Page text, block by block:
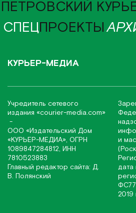
ПЕТРОВСКИЙ
СПЕЦПРОЕКТЫ
КУРЬЕР-МЕДИА
Учредитель сетевого
издания «соurier-media.com»
-
ООО «Издательский Дом
«КУРЬЕР-МЕДИА», ОГРН
1089847284812, ИНН
7810523883
Главный редактор сайта: Д.
В. Полянский
и
дата
2019